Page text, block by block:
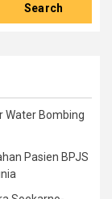
Search
Water Bombing
Pasien BPJS